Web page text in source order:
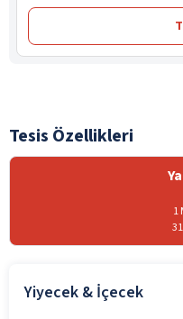
Tesis Özellikleri
1
Yiyecek & İçecek